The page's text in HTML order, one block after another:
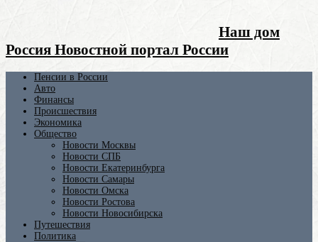
Наш дом
Россия Новостной портал России
Пенсии в России
Авто
Финансы
Происшествия
Экономика
Общество
Новости Москвы
Новости СПБ
Новости Екатеринбурга
Новости Самары
Новости Омска
Новости Ростова
Новости Новосибирска
Путешествия
Политика